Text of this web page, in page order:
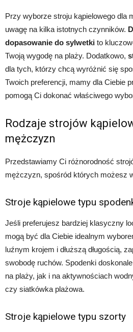
Przy wyborze stroju kąpielowego dla
uwagę na kilka istotnych czynników.
dopasowanie do sylwetki to
Twoją wygodę na plaży. Dodatkowo,
dla tych, którzy chcą wyróżnić się
Twoich preferencji, mamy dla Ciebie
pomogą Ci dokonać właściwego
Rodzaje strojów
mężczyzn
Przedstawiamy Ci różnorodność
mężczyzn, spośród których możesz
Stroje kąpielowe typu
Jeśli preferujesz bardziej klasyczny
mogą być dla Ciebie idealnym
luźnym krojem i dłuższą długością,
swobodę ruchów. Spodenki
na plaży, jak i na aktywnościach
czy siatkówka plażowa.
Stroje kąpielowe typu szorty